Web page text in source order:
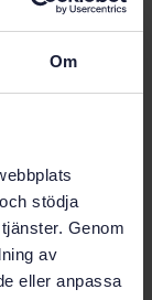
Om
stödja
Genom
av
eller anpassa
Pris:1 599 SEK
i varukorgen